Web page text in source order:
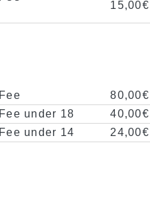
15,00€
80,00€
under 18
40,00€
under 14
24,00€